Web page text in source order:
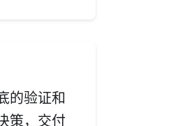
的验证和
策，交付